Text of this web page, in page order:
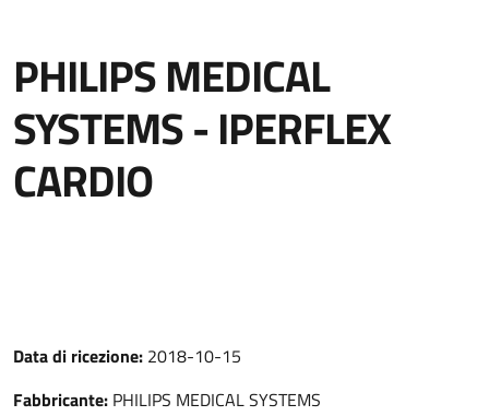
PHILIPS MEDICAL
SYSTEMS - IPERFLEX
CARDIO
Data di ricezione: 2018-10-15
Fabbricante: PHILIPS MEDICAL SYSTEMS